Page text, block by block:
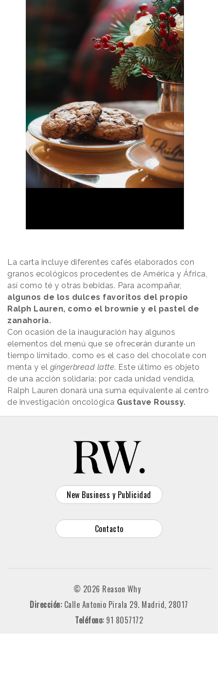
La carta incluye diferentes cafés elaborados con
granos ecológicos procedentes de América y África,
así como té y otras bebidas. Para acompañar,
algunos de los dulces favoritos del propio
Ralph Lauren, como el brownie y el pastel de
zanahoria.
Con ocasión de la inauguración hay algunos
elementos del menú que se ofrecerán durante un
tiempo limitado, como es el caso del chocolate con
menta y el gingerbread latte. Este último es objeto
de una acción solidaria: por cada unidad vendida,
Ralph Lauren donará una suma equivalente al centro
de investigación oncológica Gustave Roussy.
New Business y Publicidad
Contacto
© 2026 Reason Why
Dirección: Calle Antonio Pirala 29. Madrid, 28017
Teléfono: 91 8057172